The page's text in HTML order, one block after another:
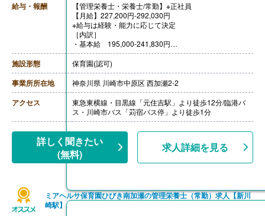
給与・報酬
【管理栄養士・栄養士/常勤】※正社員
【月給】227,200円-292,030円
※給与は経験・能力に応じて決定
［内訳］
・基本給 195,000-241,830円
・資格手当 栄養士5,000円、管理栄養士10,000円
・調整手当 27,200円
［その他手当］
・住宅手当 5,000円※規定あり
・役職手当
・家族手当※規定あり
【賞与】年2回（計2.00ヶ月分）※前年度実績
【通勤手当】あり（上限50,000円/月）
【退職金】あり※確定拠出年金
施設形態 保育園(認可)
事業所所在地 神奈川県 川崎市中原区 西加瀬2-2
アクセス
東急東横線・目黒線「元住吉駅」より徒歩12分/臨港バ
ス・川崎市バス「苅宿バス停」より徒歩1分
詳しく聞きたい
(無料)
求人詳細を見る
ミアヘルサ保育園ひびき南加瀬の管理栄養士（常勤）求人【新川
崎駅】